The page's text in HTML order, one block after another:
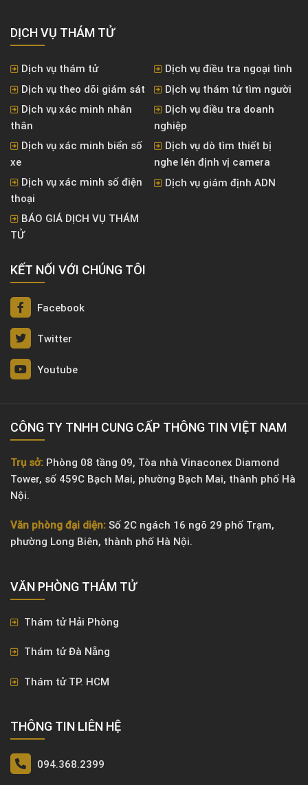
DỊCH VỤ THÁM TỬ
Dịch vụ thám tử
Dịch vụ điều tra ngoại tình
Dịch vụ theo dõi giám sát
Dịch vụ thám tử tìm người
Dịch vụ xác minh nhân
thân
Dịch vụ điều tra doanh
nghiệp
Dịch vụ xác minh biển số
xe
Dịch vụ dò tìm thiết bị
nghe lén định vị camera
Dịch vụ xác minh số điện
thoại
Dịch vụ giám định ADN
BÁO GIÁ DỊCH VỤ THÁM
TỬ
KẾT NỐI VỚI CHÚNG TÔI
Facebook
Twitter
Youtube
CÔNG TY TNHH CUNG CẤP THÔNG TIN VIỆT NAM
Trụ sở: Phòng 08 tầng 09, Tòa nhà Vinaconex Diamond
Tower, số 459C Bạch Mai, phường Bạch Mai, thành phố Hà
Nội.
Văn phòng đại diện: Số 2C ngách 16 ngõ 29 phố Trạm,
phường Long Biên, thành phố Hà Nội.
VĂN PHÒNG ​THÁM TỬ
Thám tử Hải Phòng
Thám tử Đà Nẵng
Thám tử TP. HCM
THÔNG TIN LIÊN HỆ
094.368.2399